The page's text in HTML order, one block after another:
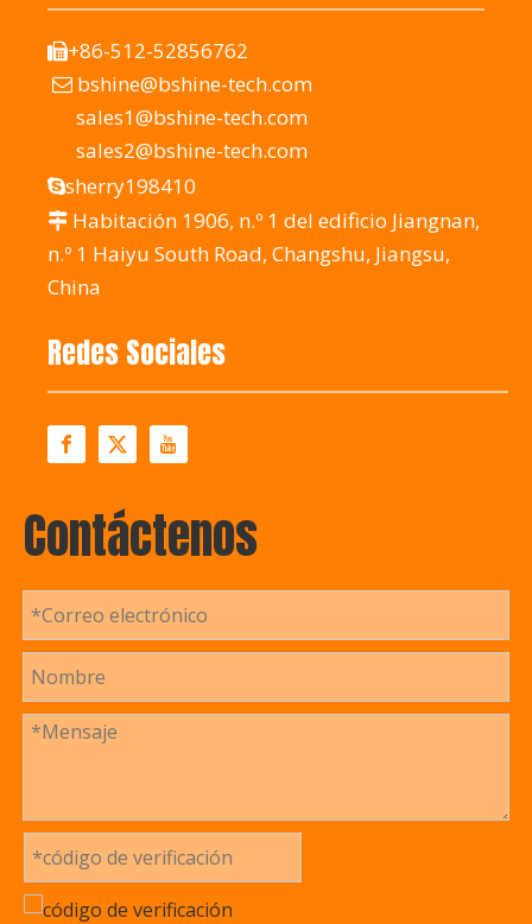
+86-512-52856762
 bshine@bshine-tech.com
sales1@bshine-tech.com
sales2@bshine-tech.com
sherry198410
 Habitación 1906, n.º 1 del edificio Jiangnan,
n.º 1 Haiyu South Road, Changshu, Jiangsu,
China
Redes Sociales
Contáctenos